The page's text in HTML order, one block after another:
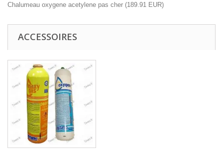
Chalumeau oxygene acetylene pas cher (189.91 EUR)
ACCESSOIRES